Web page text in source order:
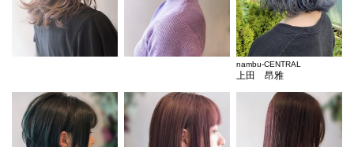
nambu-CENTRAL
上田 昂雅